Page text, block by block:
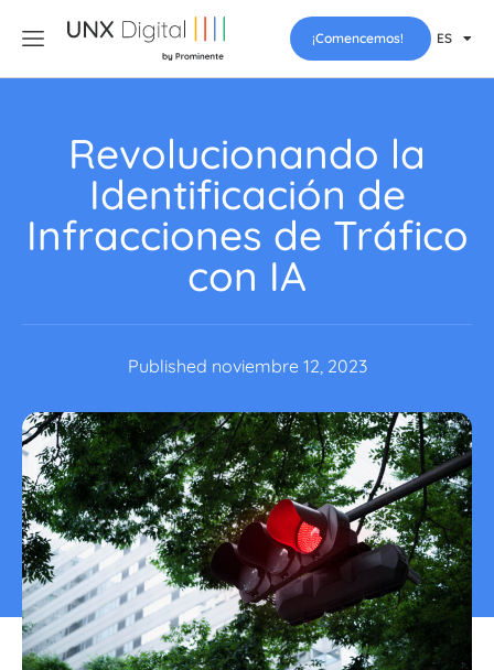
¡Comencemos! ES
Revolucionando la
Identificación de
Infracciones de Tráfico
con IA
Published noviembre 12, 2023